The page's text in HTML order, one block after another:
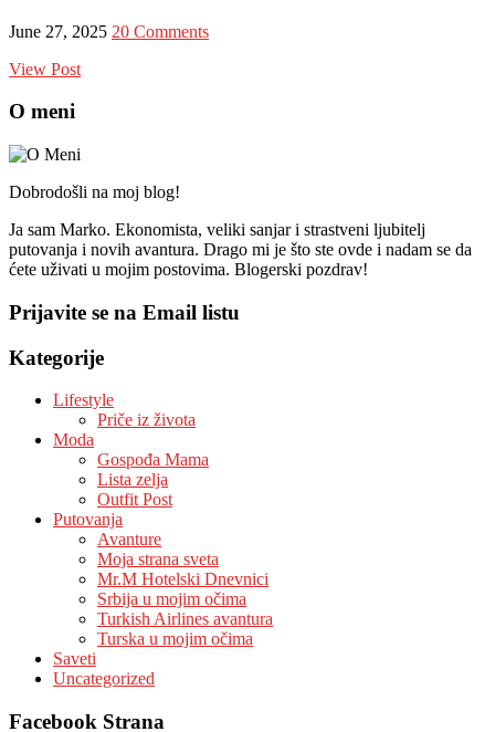
June 27, 2025 20 Comments
View Post
O meni
Dobrodošli na moj blog!
Ja sam Marko. Ekonomista, veliki sanjar i strastveni ljubitelj
putovanja i novih avantura. Drago mi je što ste ovde i nadam se da
ćete uživati u mojim postovima. Blogerski pozdrav!
Prijavite se na Email listu
Kategorije
Lifestyle
Priče iz života
Moda
Gospođa Mama
Lista zelja
Outfit Post
Putovanja
Avanture
Moja strana sveta
Mr.M Hotelski Dnevnici
Srbija u mojim očima
Turkish Airlines avantura
Turska u mojim očima
Saveti
Uncategorized
Facebook Strana